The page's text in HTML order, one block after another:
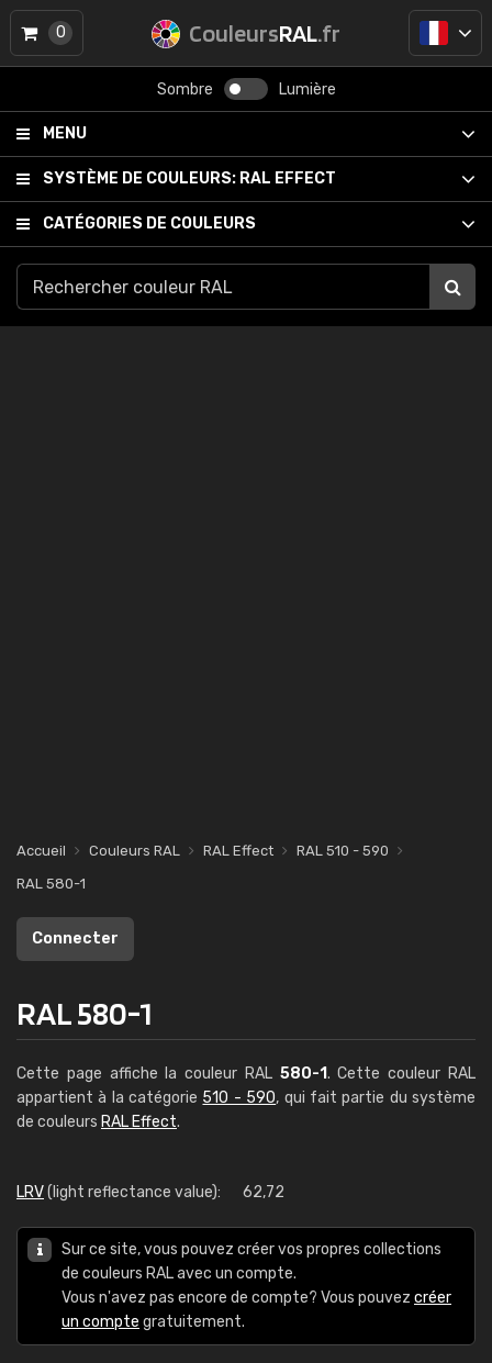
CouleursRAL.fr
Sombre Lumière
MENU
SYSTÈME DE COULEURS: RAL EFFECT
CATÉGORIES DE COULEURS
0
Accueil Couleurs RAL RAL Effect
RAL 510 - 590
RAL 580-1
Connecter
RAL 580-1
Cette page affiche la couleur RAL 580-1. Cette couleur RAL
appartient à la catégorie 510 - 590, qui fait partie du système
de couleurs RAL Effect.
LRV(light reflectance value): 62,72
Sur ce site, vous pouvez créer vos propres collections
de couleurs RAL avec un compte.
Vous n'avez pas encore de compte? Vous pouvez créer
un compte gratuitement.